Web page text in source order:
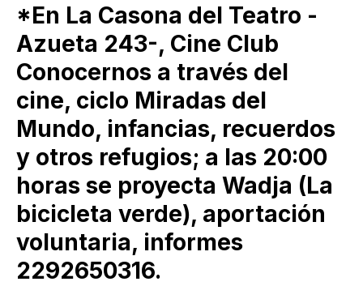
*En La Casona del Teatro -
Azueta 243-, Cine Club
Conocernos a través del
cine, ciclo Miradas del
Mundo, infancias, recuerdos
y otros refugios; a las 20:00
horas se proyecta Wadja (La
bicicleta verde), aportación
voluntaria, informes
2292650316.